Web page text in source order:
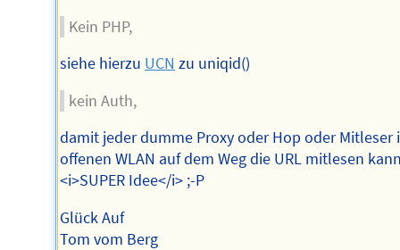
Kein PHP,
siehe hierzu UCN zu uniqid()
kein Auth,
damit jeder dumme Proxy oder Hop oder Mitleser
offenen WLAN auf dem Weg die URL mitlesen
<i>SUPER Idee</i> ;-P
Glück Auf
Tom vom Berg